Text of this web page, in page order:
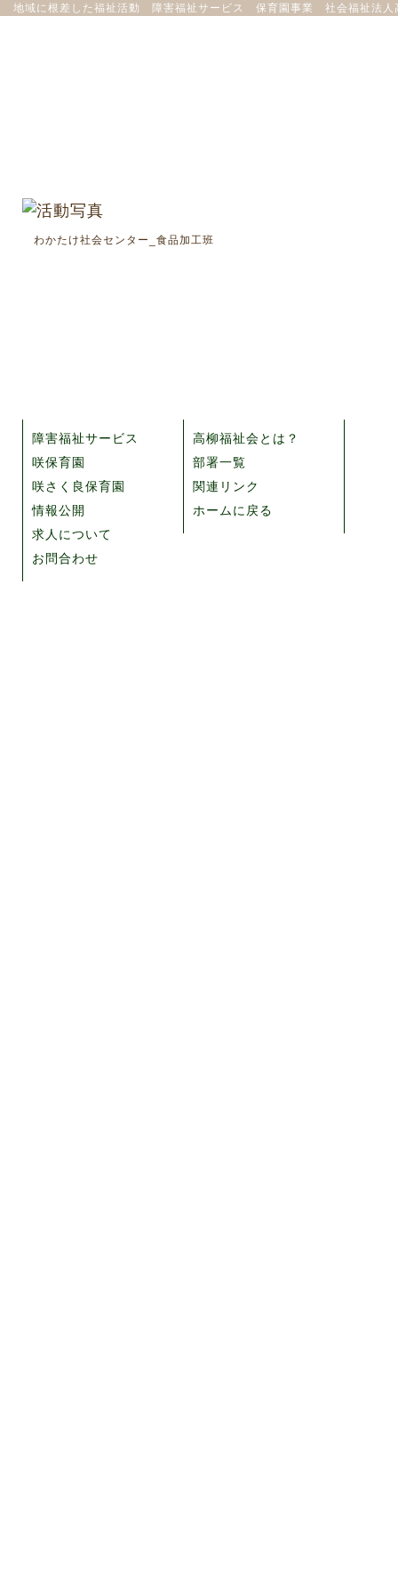
地域に根差した福祉活動 障害福祉サービス 保育園事業 社会福祉法人
わかたけ社会センター_食品加工班
障害福祉サービス
咲保育園
咲さく良保育園
情報公開
求人について
お問合わせ
高柳福祉会とは？
部署一覧
関連リンク
ホームに戻る